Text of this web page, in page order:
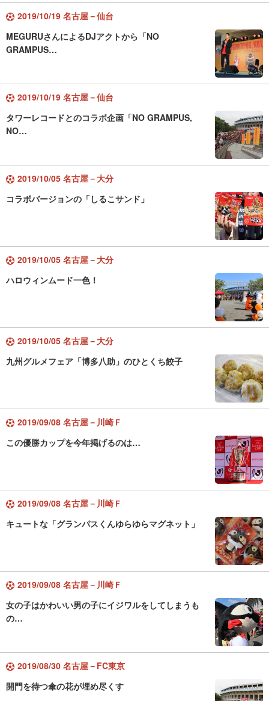
2019/10/19 名古屋－仙台
MEGURUさんによるDJアクトから「NO
GRAMPUS…
2019/10/19 名古屋－仙台
タワーレコードとのコラボ企画「NO GRAMPUS,
NO…
2019/10/05 名古屋－大分
コラボバージョンの「しるこサンド」
2019/10/05 名古屋－大分
ハロウィンムード一色！
2019/10/05 名古屋－大分
九州グルメフェア「博多八助」のひとくち餃子
2019/09/08 名古屋－川崎Ｆ
この優勝カップを今年掲げるのは…
2019/09/08 名古屋－川崎Ｆ
キュートな「グランパスくんゆらゆらマグネット」
2019/09/08 名古屋－川崎Ｆ
女の子はかわいい男の子にイジワルをしてしまうも
の…
2019/08/30 名古屋－FC東京
開門を待つ傘の花が埋め尽くす